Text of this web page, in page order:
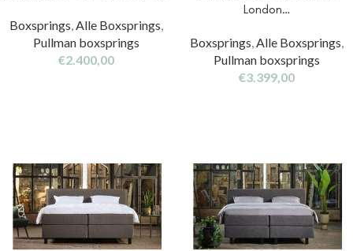
Boxsprings Alle Boxsprings
Pullman boxsprings
€2.400,00
London…
Boxsprings Alle Boxsprings
Pullman boxsprings
€3.399,00